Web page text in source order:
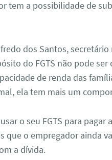
tem a possibilidade de
dos Santos,
do FGTS não pode ser
de renda das
ela tem mais um
o seu FGTS para pagar
o empregador ainda
a dívida.